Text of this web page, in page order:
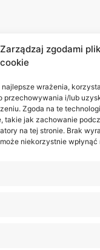
Zarządzaj zgodami
cookie
wrażenia,
przechowywania i/lub
Zgoda na te
takie jak zachowanie
na tej stronie. Brak
niekorzystnie
Akademia
WSEI
ul.
Projektowa
4